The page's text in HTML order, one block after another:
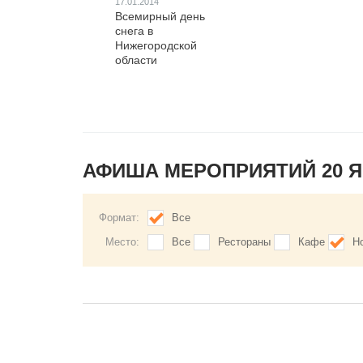
Всемирный день
снега в
Нижегородской
области
АФИША МЕРОПРИЯТИЙ 20
Формат:
Все
Место:
Все Рестораны Кафе